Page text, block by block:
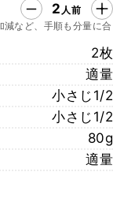
2 人前
減など、手順も分量に合
2枚
適量
小さじ1/2
小さじ1/2
80g
適量